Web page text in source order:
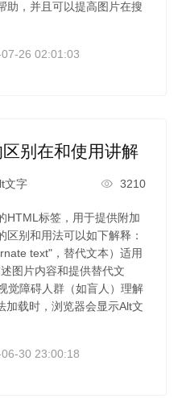
助，并且可以提高图片在搜
26 02:01:03
别在和使用讲解
文字 3210
HTML标签，用于提供附加
别和用法可以如下解释：
text"，替代文本）适用
图片内容和提供替代文
觉障碍人群（如盲人）理解
加载时，浏览器会显示Alt文
30 23:00:18